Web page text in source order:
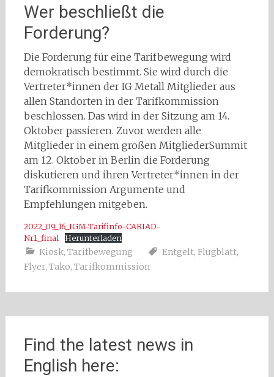
Wer beschließt die
Forderung?
Die Forderung für eine Tarifbewegung wird
demokratisch bestimmt. Sie wird durch die
Vertreter*innen der IG Metall Mitglieder aus
allen Standorten in der Tarifkommission
beschlossen. Das wird in der Sitzung am 14.
Oktober passieren. Zuvor werden alle
Mitglieder in einem großen MitgliederSummit
am 12. Oktober in Berlin die Forderung
diskutieren und ihren Vertreter*innen in der
Tarifkommission Argumente und
Empfehlungen mitgeben.
2022_09_16_IGM-Tarifinfo-CARIAD-
Nr1_final
Herunterladen
Kiosk, Tarifbewegung Entgelt, Flugblatt,
Flyer, Tako, Tarifkommission
Find the latest news in
English here: